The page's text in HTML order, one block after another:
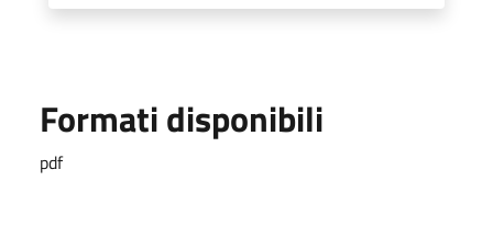
Formati disponibili
pdf